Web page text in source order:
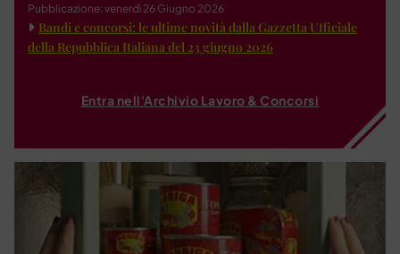
Pubblicazione: venerdì 26 Giugno 2026
Bandi e concorsi: le ultime novità dalla Gazzetta Ufficiale
della Repubblica Italiana del 23 giugno 2026
Entra nell'Archivio Lavoro & Concorsi